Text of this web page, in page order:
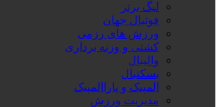
لیگ برتر
فوتبال جهان
ورزش های رزمی
کشتی و وزنه برداری
والیبال
بسکتبال
المپیک و پاراالمپیک
مدیریت ورزش